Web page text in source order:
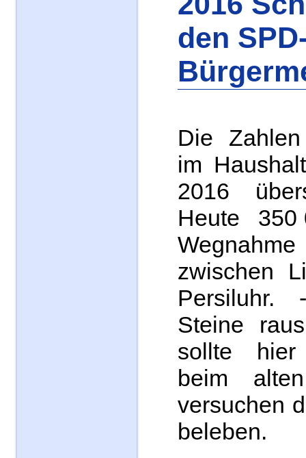
den
Die
im
2016
Heute 350
zwischen
Steine
sollte
beim
versuchen
beleben.